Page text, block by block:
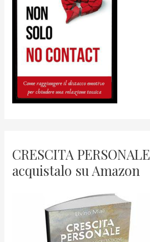
CRESCITA PERSONALE
acquistalo su Amazon